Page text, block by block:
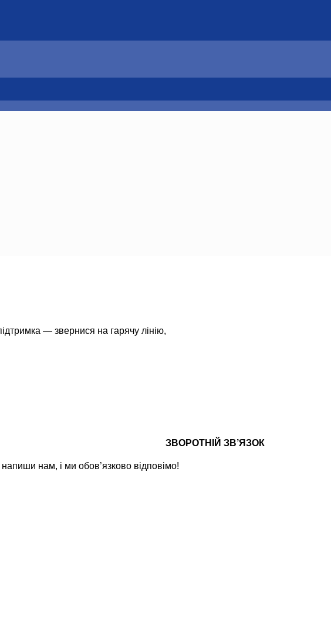
— звернися на гарячу лінію,
ЗВОРОТНІЙ ЗВ’ЯЗОК
нам, і ми обов’язково відповімо!